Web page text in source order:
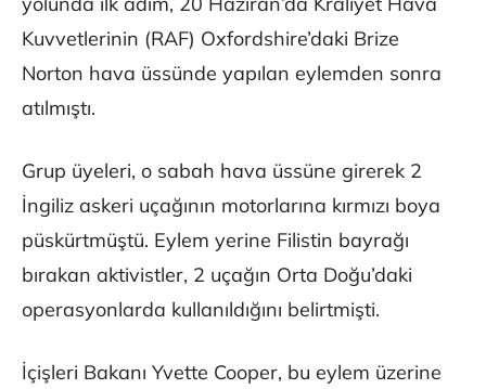
Kuvvetlerinin (RAF) Oxfordshire’daki Brize
Norton hava üssünde yapılan eylemden sonra
atılmıştı.
Grup üyeleri, o sabah hava üssüne girerek 2
İngiliz askeri uçağının motorlarına kırmızı boya
püskürtmüştü. Eylem yerine Filistin bayrağı
bırakan aktivistler, 2 uçağın Orta Doğu’daki
operasyonlarda kullanıldığını belirtmişti.
İçişleri Bakanı Yvette Cooper, bu eylem üzerine